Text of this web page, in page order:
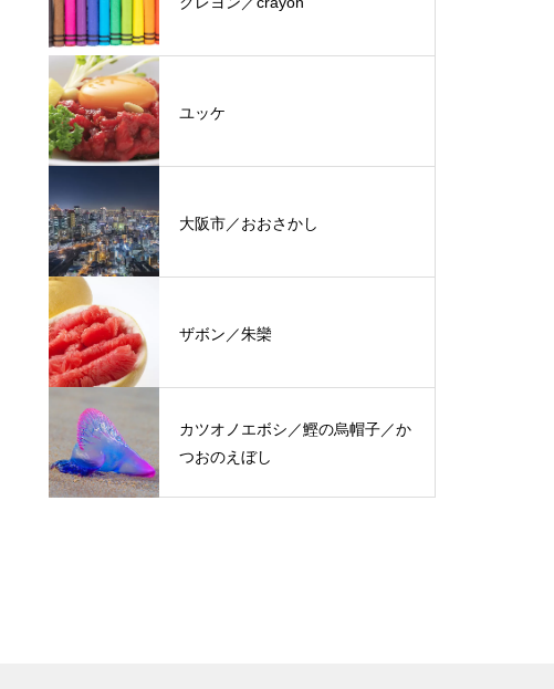
ユッケ
大阪市／おおさかし
ザボン／朱欒
カツオノエボシ／鰹の烏帽子／か
つおのえぼし